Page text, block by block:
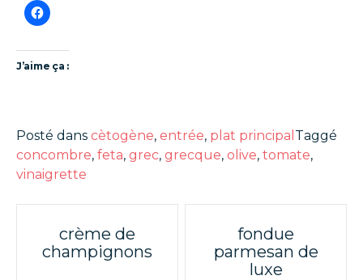
J’aime ça :
Posté dans cètogène, entrée, plat principal Taggé
concombre, feta, grec, grecque, olive, tomate,
vinaigrette
Poste
navigation
crème de
champignons
fondue
parmesan de
luxe